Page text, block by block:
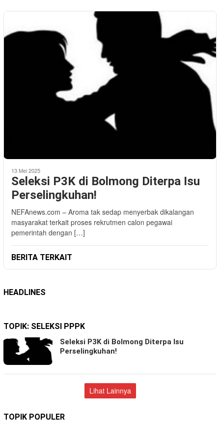
13 Mei 2025
Seleksi P3K di Bolmong Diterpa Isu
Perselingkuhan!
NEFAnews.com – Aroma tak sedap menyerbak dikalangan
masyarakat terkait proses rekrutmen calon pegawai
pemerintah dengan […]
BERITA TERKAIT
HEADLINES
TOPIK: SELEKSI PPPK
Seleksi P3K di Bolmong Diterpa Isu
Perselingkuhan!
Lihat Lainnya
TOPIK POPULER